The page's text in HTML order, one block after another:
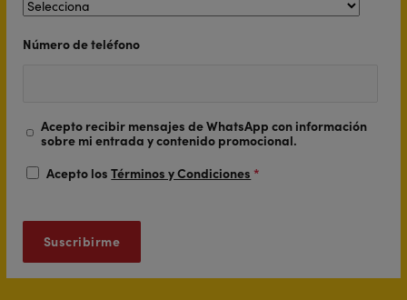
Número de teléfono
Acepto recibir mensajes de WhatsApp con información
sobre mi entrada y contenido promocional.
Acepto losTérminos y Condiciones *